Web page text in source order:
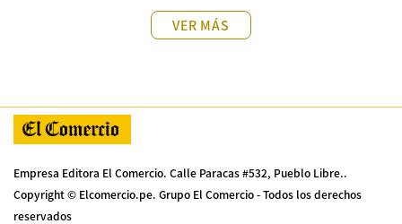
VER MÁS
Empresa Editora El Comercio. Calle Paracas #532, Pueblo Libre..
Copyright © Elcomercio.pe. Grupo El Comercio - Todos los derechos
reservados